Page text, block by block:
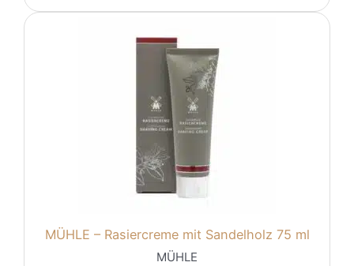
MÜHLE – Rasiercreme mit Sandelholz 75 ml
MÜHLE